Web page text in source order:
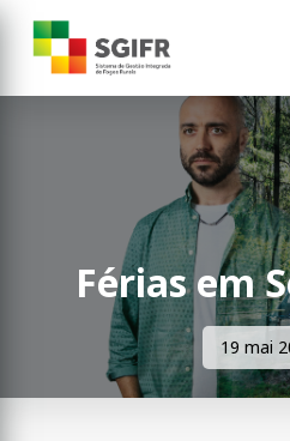
Férias em
19 mai